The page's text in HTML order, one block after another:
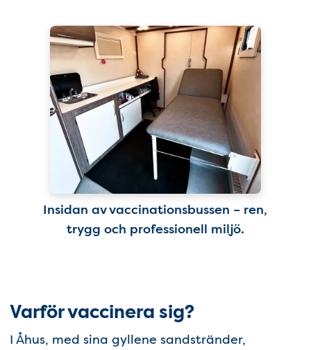
Insidan av vaccinationsbussen – ren,
trygg och professionell miljö.
Varför vaccinera sig?
I Åhus, med sina gyllene sandstränder,